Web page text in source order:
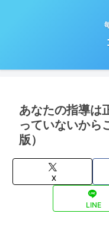
あなたの指導は
っていないから
版）
X
LINE